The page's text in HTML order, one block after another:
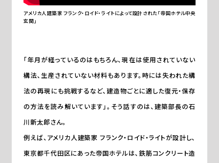
アメリカ人建築家 フランク・ロイド・ライトによって設計された「帝国ホテル中央
玄関」
「年月が経っているのはもちろん、現在は使用されていない
構法、生産されていない材料もあります。時には失われた構
法の再現にも挑戦するなど、建造物ごとに適した復元・保存
の方法を読み解いています」。そう話すのは、建築部長の石
川新太郎さん。
例えば、アメリカ人建築家 フランク・ロイド・ライトが設計し、
東京都千代田区にあった帝国ホテルは、鉄筋コンクリート造